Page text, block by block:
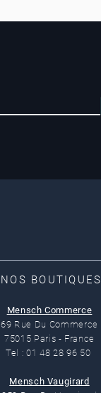
NOS BOUTIQUES
Mensch Commerce
69 Rue Du Commerce
75015 Paris - France
Tel : 01 48 28 96 50
Mensch Vaugirard